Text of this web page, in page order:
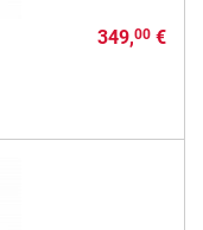
349,00€